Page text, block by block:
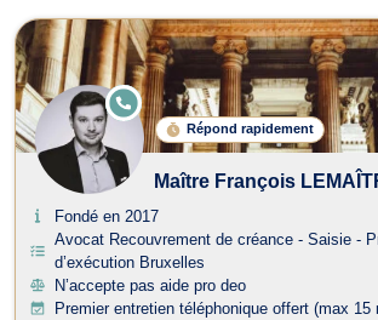
Répond rapidement
E
N
G
N
E
Maître François
Fondé en 2017
Avocat Recouvrement de créance - Saisie -
d’exécution Bruxelles
N’accepte pas aide pro deo
Premier entretien téléphonique offert (max 15